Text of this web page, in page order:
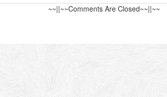
~~||~~Comments Are Closed~~||~~